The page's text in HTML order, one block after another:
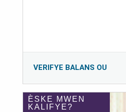
VERIFYE BALANS OU
ÈSKE MWEN
KALIFYE?